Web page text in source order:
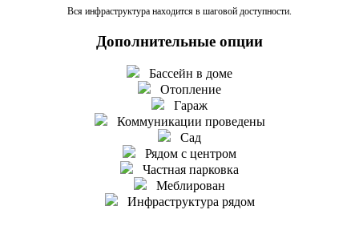
Вся инфраструктура находится в шаговой доступности.
Дополнительные опции
Бассейн в доме
Отопление
Гараж
Коммуникации проведены
Сад
Рядом с центром
Частная парковка
Меблирован
Инфраструктура рядом